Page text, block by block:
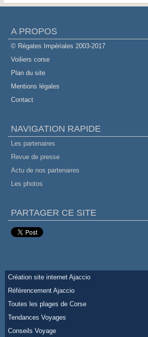
A PROPOS
© Régates Impériales 2003-2017
Voiliers corse
Plan du site
Mentions légales
Contact
NAVIGATION RAPIDE
Les partenaires
Revue de presse
Actu de nos partenaires
Les photos
PARTAGER CE SITE
Création site internet Ajaccio
Référencement Ajaccio
Toutes les plages de Corse
Tendances Voyages
Conseils Voyage